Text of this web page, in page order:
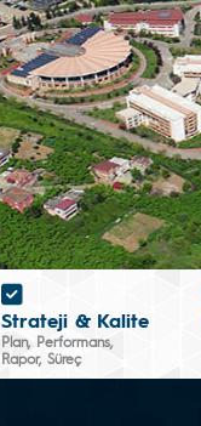
Strateji & Kalite
Plan, Performans,
Rapor, Süreç